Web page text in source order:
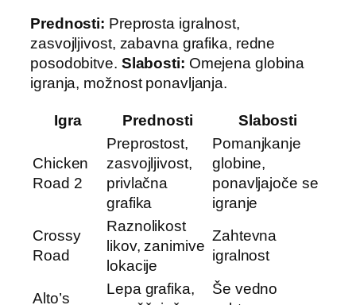
Prednosti: Preprosta igralnost,
zasvojljivost, zabavna grafika, redne
posodobitve. Slabosti: Omejena globina
igranja, možnost ponavljanja.
Igra Prednosti Slabosti
Chicken
Road 2
Preprostost,
zasvojljivost,
privlačna
grafika
Pomanjkanje
globine,
ponavljajoče se
igranje
Crossy
Road
Raznolikost
likov, zanimive
lokacije
Zahtevna
igralnost
Alto’s
Lepa grafika,
Še vedno